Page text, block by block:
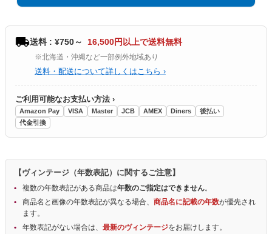
送料 : ¥750～ 16,500円以上で送料無料
※北海道・沖縄など一部例外地域あり
送料・配送について詳しくはこちら ›
ご利用可能なお支払い方法 ›
Amazon Pay VISA Master JCB AMEX Diners
後払い
代金引換
【ヴィンテージ（年数表記）に関するご注意】
複数の年数表記がある商品は年数のご指定はできません。
商品名と画像の年数表記が異なる場合、 商品名に記載の年数が優先され
ます。
年数表記がない場合は、 最新のヴィンテージをお届けします。